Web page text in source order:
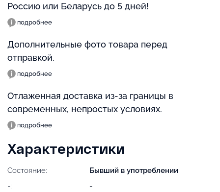
Россию или Беларусь до 5 дней!
подробнее
Дополнительные фото товара перед
отправкой.
подробнее
Отлаженная доставка из-за границы в
современных, непростых условиях.
подробнее
Характеристики
Состояние:
Бывший в употреблении
-:
-